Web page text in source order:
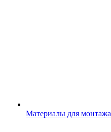
Материалы для монтажа